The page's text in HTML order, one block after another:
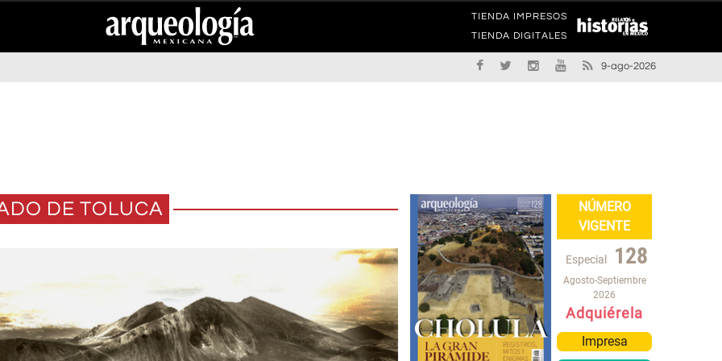
TIENDA IMPRESOS
TIENDA DIGITALES
9-ago-2026
DE TOLUCA
NÚMERO
VIGENTE
Especial 128
Agosto-Septiembre
2026
Adquiérela
Impresa